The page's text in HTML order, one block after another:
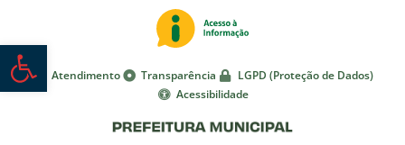
Abrir a barra de ferramentas
Atendimento Transparência
LGPD (Proteção de Dados)
Acessibilidade